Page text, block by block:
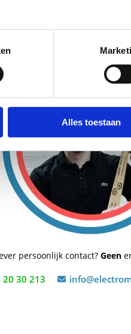
Alles toestaan
persoonlijk contact? Geen
20 30 213